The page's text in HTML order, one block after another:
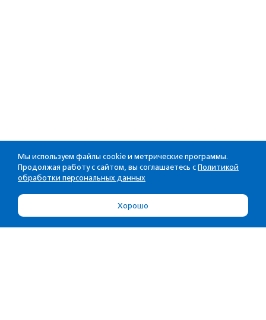
Мы используем файлы cookie и метрические программы.
Продолжая работу с сайтом, вы соглашаетесь с Политикой
обработки персональных данных
Хорошо